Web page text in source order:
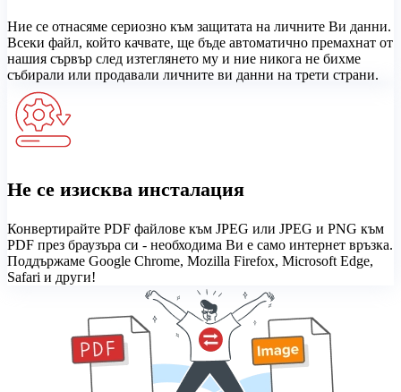
Ние се отнасяме сериозно към защитата на личните Ви данни.
Всеки файл, който качвате, ще бъде автоматично премахнат от
нашия сървър след изтеглянето му и ние никога не бихме
събирали или продавали личните ви данни на трети страни.
Не се изисква инсталация
Конвертирайте PDF файлове към JPEG или JPEG и PNG към
PDF през браузъра си - необходима Ви е само интернет връзка.
Поддържаме Google Chrome, Mozilla Firefox, Microsoft Edge,
Safari и други!